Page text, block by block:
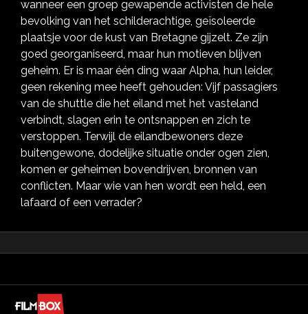
wanneer een groep gewapende activisten de hele
bevolking van het schilderachtige, geïsoleerde
plaatsje voor de kust van Bretagne gijzelt. Ze zijn
goed georganiseerd, maar hun motieven blijven
geheim. Er is maar één ding waar Alpha, hun leider,
geen rekening mee heeft gehouden: Vijf passagiers
van de shuttle die het eiland met het vasteland
verbindt, slagen erin te ontsnappen en zich te
verstoppen. Terwijl de eilandbewoners deze
buitengewone, dodelijke situatie onder ogen zien,
komen er geheimen bovendrijven, bronnen van
conflicten. Maar wie van hen wordt een held, een
lafaard of een verrader?